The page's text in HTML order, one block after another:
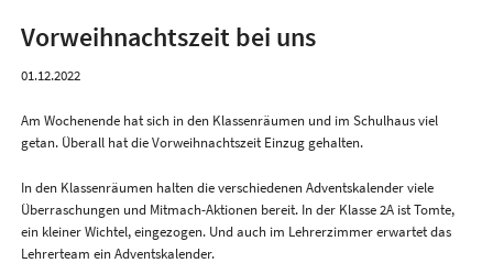
Vorweihnachtszeit bei uns
01.12.2022
Am Wochenende hat sich in den Klassenräumen und im Schulhaus viel
getan. Überall hat die Vorweihnachtszeit Einzug gehalten.
In den Klassenräumen halten die verschiedenen Adventskalender viele
Überraschungen und Mitmach-Aktionen bereit. In der Klasse 2A ist Tomte,
ein kleiner Wichtel, eingezogen. Und auch im Lehrerzimmer erwartet das
Lehrerteam ein Adventskalender.